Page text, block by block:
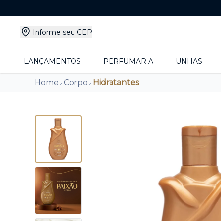
Informe seu CEP
LANÇAMENTOS PERFUMARIA UNHAS
Home Corpo Hidratantes